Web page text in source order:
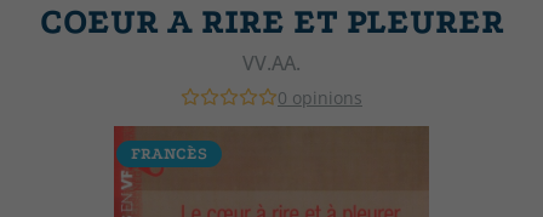
COEUR A RIRE ET PLEURER
VV.AA.
0 opinions
FRANCÈS